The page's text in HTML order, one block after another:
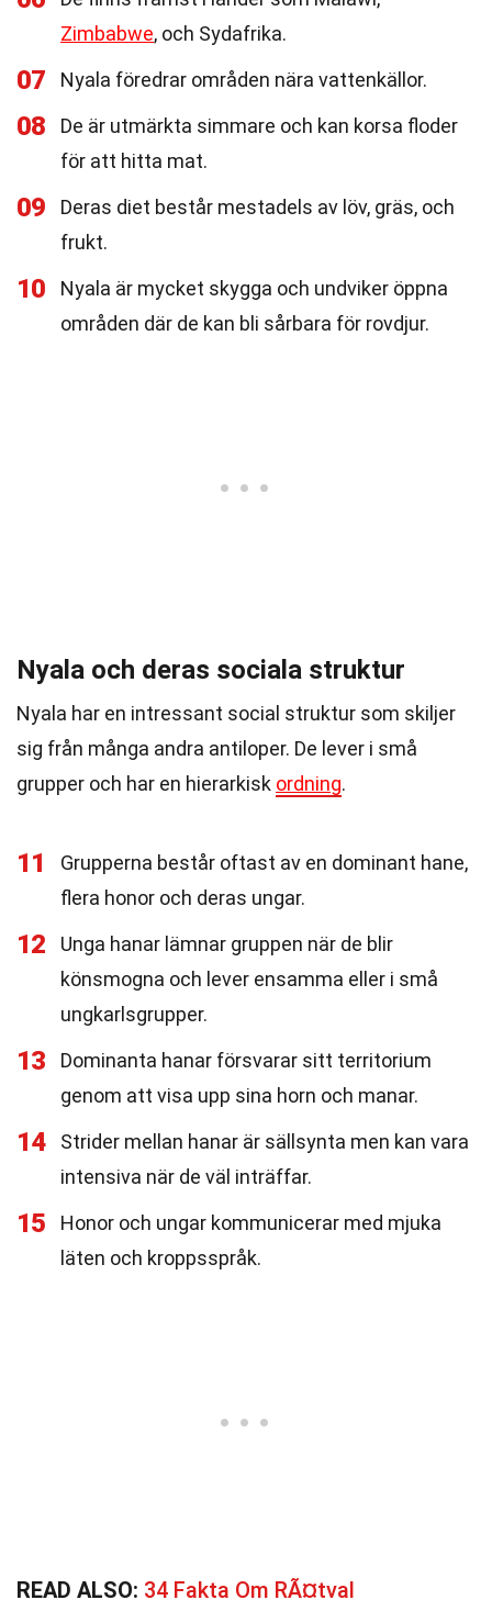
Zimbabwe, och Sydafrika.
07 Nyala föredrar områden nära vattenkällor.
08
De är utmärkta simmare och kan korsa floder
för att hitta mat.
09
Deras diet består mestadels av löv, gräs, och
frukt.
10
Nyala är mycket skygga och undviker öppna
områden där de kan bli sårbara för rovdjur.
Nyala och deras sociala struktur
Nyala har en intressant social struktur som skiljer
sig från många andra antiloper. De lever i små
grupper och har en hierarkisk ordning.
11
Grupperna består oftast av en dominant hane,
flera honor och deras ungar.
12
Unga hanar lämnar gruppen när de blir
könsmogna och lever ensamma eller i små
ungkarlsgrupper.
13
Dominanta hanar försvarar sitt territorium
genom att visa upp sina horn och manar.
14
Strider mellan hanar är sällsynta men kan vara
intensiva när de väl inträffar.
15
Honor och ungar kommunicerar med mjuka
läten och kroppsspråk.
READ ALSO: 34 Fakta Om RÃ¤tval